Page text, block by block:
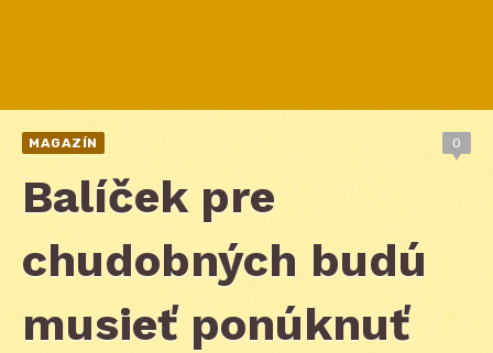
MAGAZÍN 0
Balíček pre
chudobných budú
musieť ponúknuť